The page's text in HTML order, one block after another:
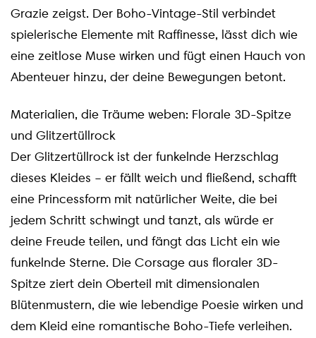
Grazie zeigst. Der Boho-Vintage-Stil verbindet
spielerische Elemente mit Raffinesse, lässt dich wie
eine zeitlose Muse wirken und fügt einen Hauch von
Abenteuer hinzu, der deine Bewegungen betont.
Materialien, die Träume weben: Florale 3D-Spitze
und Glitzertüllrock
Der Glitzertüllrock ist der funkelnde Herzschlag
dieses Kleides – er fällt weich und fließend, schafft
eine Princessform mit natürlicher Weite, die bei
jedem Schritt schwingt und tanzt, als würde er
deine Freude teilen, und fängt das Licht ein wie
funkelnde Sterne. Die Corsage aus floraler 3D-
Spitze ziert dein Oberteil mit dimensionalen
Blütenmustern, die wie lebendige Poesie wirken und
dem Kleid eine romantische Boho-Tiefe verleihen.